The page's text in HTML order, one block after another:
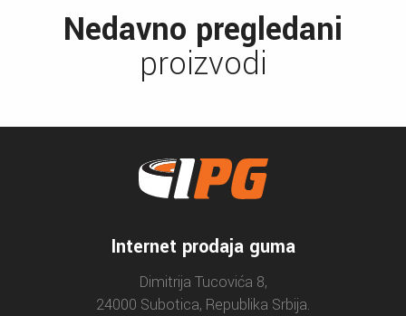
Nedavno pregledani
proizvodi
Internet prodaja guma
Dimitrija Tucovića 8,
24000 Subotica, Republika Srbija.